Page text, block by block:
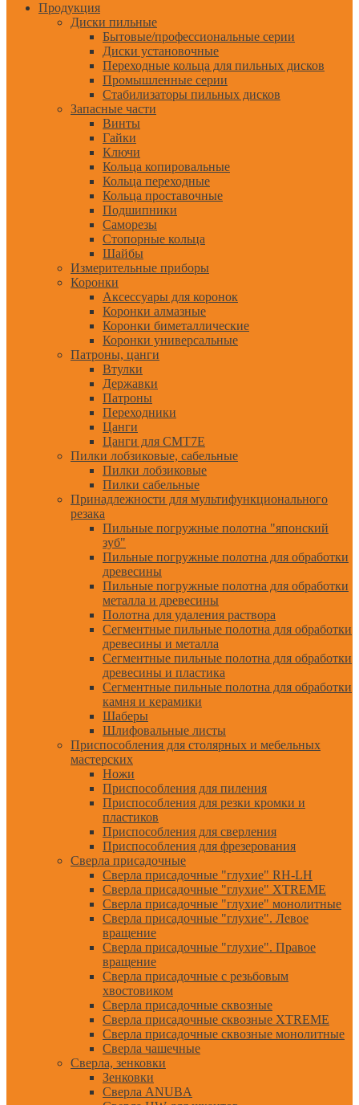
Продукция
Диски пильные
Бытовые/профессиональные серии
Диски установочные
Переходные кольца для пильных дисков
Промышленные серии
Стабилизаторы пильных дисков
Запасные части
Винты
Гайки
Ключи
Кольца копировальные
Кольца переходные
Кольца проставочные
Подшипники
Саморезы
Стопорные кольца
Шайбы
Измерительные приборы
Коронки
Аксессуары для коронок
Коронки алмазные
Коронки биметаллические
Коронки универсальные
Патроны, цанги
Втулки
Державки
Патроны
Переходники
Цанги
Цанги для CMT7E
Пилки лобзиковые, сабельные
Пилки лобзиковые
Пилки сабельные
Принадлежности для мультифункционального
резака
Пильные погружные полотна "японский
зуб"
Пильные погружные полотна для обработки
древесины
Пильные погружные полотна для обработки
металла и древесины
Полотна для удаления раствора
Сегментные пильные полотна для обработки
древесины и металла
Сегментные пильные полотна для обработки
древесины и пластика
Сегментные пильные полотна для обработки
камня и керамики
Шаберы
Шлифовальные листы
Приспособления для столярных и мебельных
мастерских
Ножи
Приспособления для пиления
Приспособления для резки кромки и
пластиков
Приспособления для сверления
Приспособления для фрезерования
Сверла присадочные
Сверла присадочные "глухие" RH-LH
Сверла присадочные "глухие" XTREME
Сверла присадочные "глухие" монолитные
Сверла присадочные "глухие". Левое
вращение
Сверла присадочные "глухие". Правое
вращение
Сверла присадочные с резьбовым
хвостовиком
Сверла присадочные сквозные
Сверла присадочные сквозные XTREME
Сверла присадочные сквозные монолитные
Сверла чашечные
Сверла, зенковки
Зенковки
Сверла ANUBA